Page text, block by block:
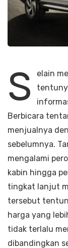
S elain
Berbicara
menjualnya
sebelumnya.
mengalami
kabin hingga
tingkat lanjut
tersebut
harga yang
tidak terlalu
dibandingkan